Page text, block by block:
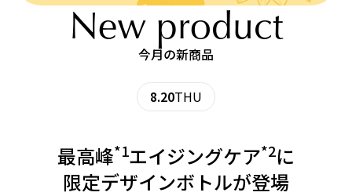
今月の新商品
New product
8.20THU
最高峰*1エイジングケア*2に
限定デザインボトルが登場